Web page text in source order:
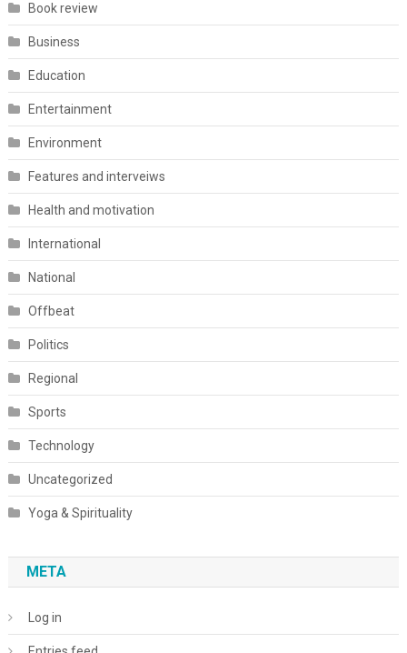
Book review
Business
Education
Entertainment
Environment
Features and interveiws
Health and motivation
International
National
Offbeat
Politics
Regional
Sports
Technology
Uncategorized
Yoga & Spirituality
META
Log in